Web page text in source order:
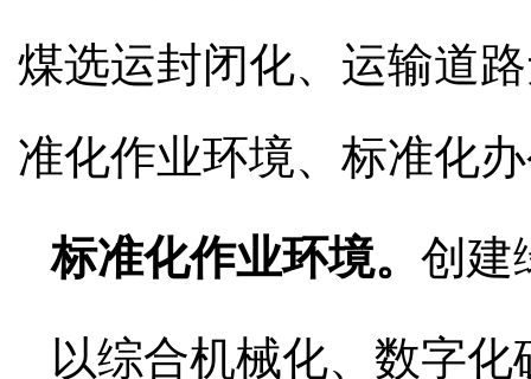
煤选运封闭化、运输道
准化作业环境、标准化
标准化作业环境。创建
以综合机械化、数字